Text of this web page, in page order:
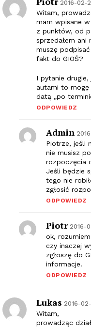
2016-02-
Witam,
mam wpisane
z punktów, od
sprzedałem ani
muszę
fakt do GIOŚ?
I pytanie
autami to mogę
datą „po
ODPOWIEDZ
Admin
Piotrze, jeśli
nie musisz
rozpoczęcia
Jeśli będzie
tego nie
zgłosić
ODPOWIEDZ
Piotr 2016-
ok,
czy inaczej
zgłoszę do
informacje.
ODPOWIEDZ
Lukas 2016-
Witam,
prowadząc